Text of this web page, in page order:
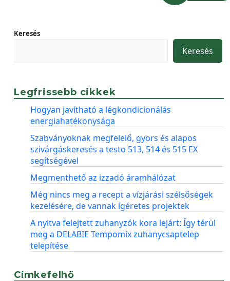
Keresés
Keresés
Legfrissebb cikkek
Hogyan javítható a légkondicionálás
energiahatékonysága
Szabványoknak megfelelő, gyors és alapos
szivárgáskeresés a testo 513, 514 és 515 EX
segítségével
Megmenthető az izzadó áramhálózat
Még nincs meg a recept a vízjárási szélsőségek
kezelésére, de vannak ígéretes projektek
A nyitva felejtett zuhanyzók kora lejárt: Így térül
meg a DELABIE Tempomix zuhanycsaptelep
telepítése
Címkefelhő